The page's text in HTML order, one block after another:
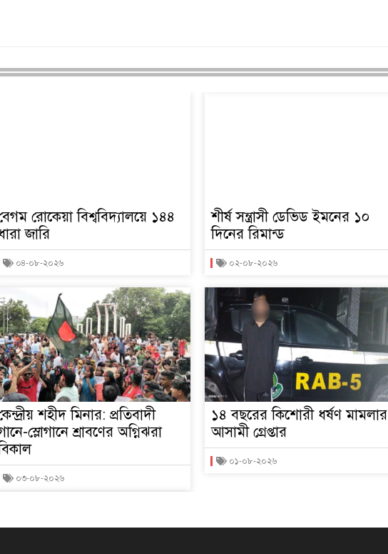
রোকেয়া বিশ্ববিদ্যালয়ে ১৪৪
জারি
০৪-০৮-২০২৬
শহীদ মিনার: প্রতিবাদী
স্লোগানে শ্রাবণের অগ্নিঝরা
০৩-০৮-২০২৬
শীর্ষ সন্ত্রাসী ডেভিড ইমনের ১০
দিনের রিমান্ড
০২-০৮-২০২৬
১৪ বছরের কিশোরী ধর্ষণ মামলার
আসামী গ্রেপ্তার
০১-০৮-২০২৬